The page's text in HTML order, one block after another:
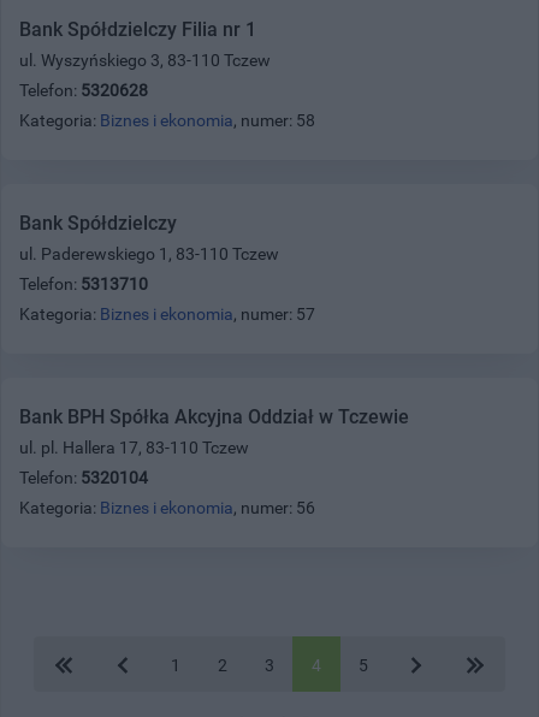
Bank Spółdzielczy Filia nr 1
ul. Wyszyńskiego 3, 83-110 Tczew
Telefon: 5320628
Kategoria: Biznes i ekonomia, numer: 58
Bank Spółdzielczy
ul. Paderewskiego 1, 83-110 Tczew
Telefon: 5313710
Kategoria: Biznes i ekonomia, numer: 57
Bank BPH Spółka Akcyjna Oddział w Tczewie
ul. pl. Hallera 17, 83-110 Tczew
Telefon: 5320104
Kategoria: Biznes i ekonomia, numer: 56
1 2 3 4 5